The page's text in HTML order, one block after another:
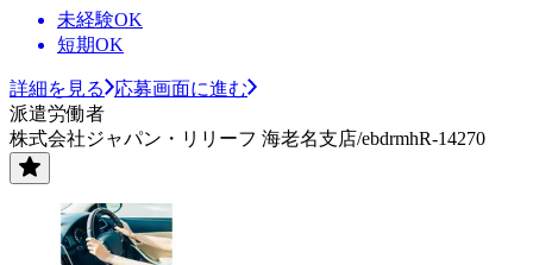
未経験OK
短期OK
詳細を見る
応募画面に進む
派遣労働者
株式会社ジャパン・リリーフ 海老名支店/ebdrmhR-14270